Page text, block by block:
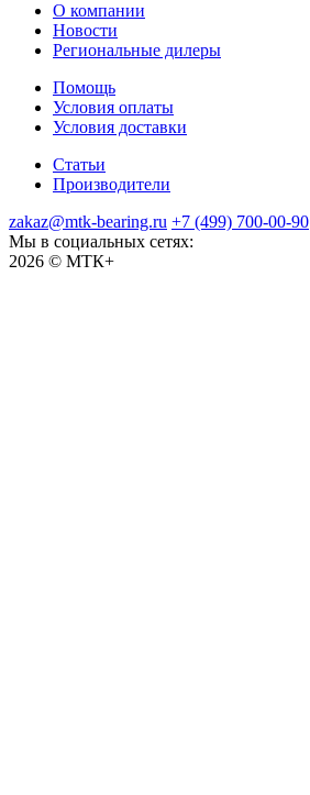
О компании
Новости
Региональные дилеры
Помощь
Условия оплаты
Условия доставки
Статьи
Производители
zakaz@mtk-bearing.ru +7 (499) 700-00-90
Мы в социальных сетях:
2026 © МТК+